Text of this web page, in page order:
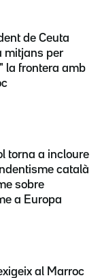
de Ceuta
mitjans per
la frontera amb
torna a incloure
català
sobre
a Europa
al Marroc